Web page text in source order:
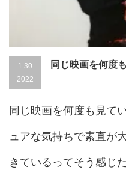
1.30
2022
同じ映画を何度
同じ映画を何度も見て
ュアな気持ちで素直が
きているってそう感じ